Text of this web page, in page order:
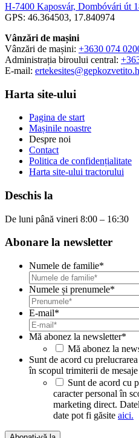
H-7400 Kaposvár, Dombóvári út
GPS: 46.364503, 17.840974
Vânzări de mașini
Vânzări de mașini: +3630 074
Administrația biroului central:
E-mail:
Harta site-ului
Pagina de start
Mașinile noastre
Despre noi
Contact
Politica de confidențialitate
Harta site-ului tractorului
Deschis la
De luni până vineri 8:00 – 16:30
Abonare la newsletter
Numele de familie*
Numele și prenumele*
E-mail*
Mă abonez la newsletter*
Mă abonez la
Sunt de acord cu
în scopul trimiterii de
Sunt de acord cu
caracter personal în
marketing direct.
date pot fi găsite aici.